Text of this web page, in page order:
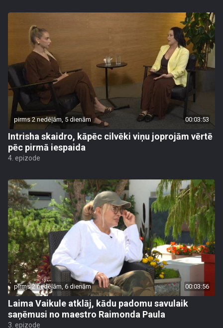
pirms 2 nedēļām, 5 dienām 00:03:53
Intrisha skaidro, kāpēc cilvēki viņu joprojām vērtē
pēc pirmā iespaida
4. epizode
pirms 2 nedēļām, 6 dienām 00:03:56
Laima Vaikule atklāj, kādu padomu savulaik
saņēmusi no maestro Raimonda Paula
3. epizode